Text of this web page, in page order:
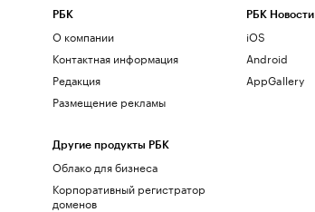
РБК
О компании
Контактная информация
Редакция
Размещение рекламы
Другие продукты РБК
Облако для бизнеса
Корпоративный регистратор
доменов
РБК Новости
iOS
Android
AppGallery